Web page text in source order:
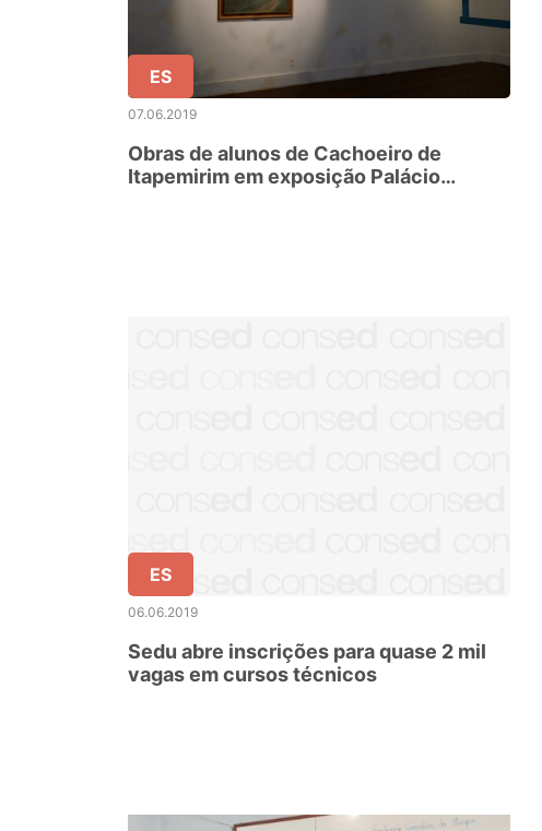
ES
07.06.2019
Obras de alunos de Cachoeiro de
Itapemirim em exposição Palácio
ES
06.06.2019
Sedu abre inscrições para quase 2 mil
vagas em cursos técnicos